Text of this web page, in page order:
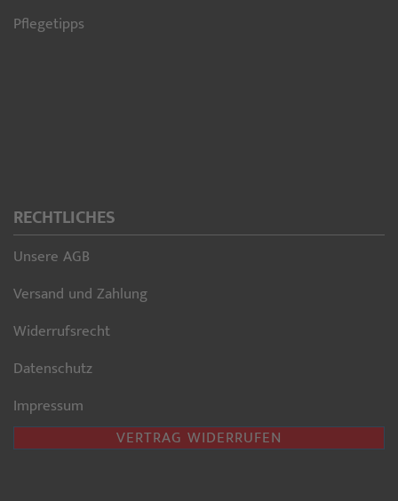
Pflegetipps
RECHTLICHES
Unsere AGB
Versand und Zahlung
Widerrufsrecht
Datenschutz
Impressum
VERTRAG WIDERRUFEN